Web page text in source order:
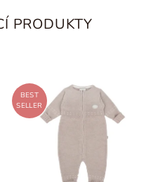
PRODUKTY
BEST
SELLER